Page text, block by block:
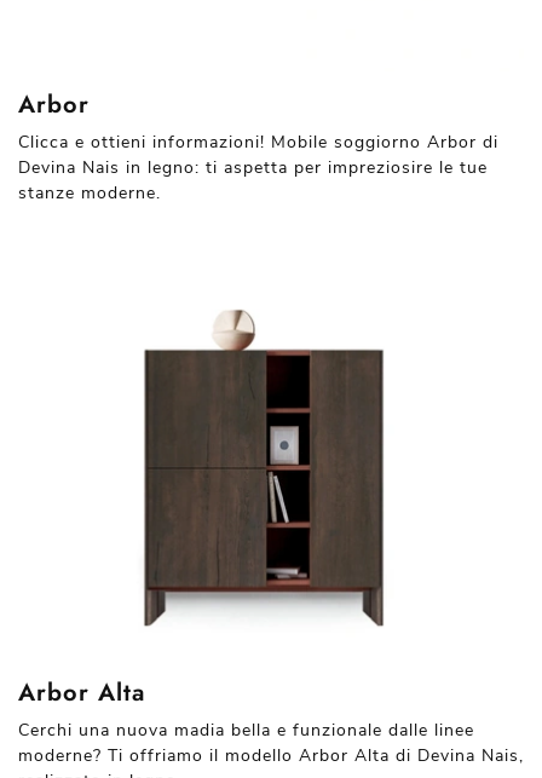
Arbor
Clicca e ottieni informazioni! Mobile soggiorno Arbor di
Devina Nais in legno: ti aspetta per impreziosire le tue
stanze moderne.
Arbor Alta
Cerchi una nuova madia bella e funzionale dalle linee
moderne? Ti offriamo il modello Arbor Alta di Devina Nais,